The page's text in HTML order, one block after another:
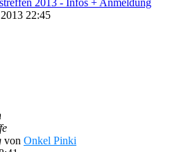
22:45
von Onkel Pinki